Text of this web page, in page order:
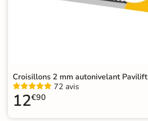
Croisillons 2 mm autonivelant Pavilift
72 avis
12€90